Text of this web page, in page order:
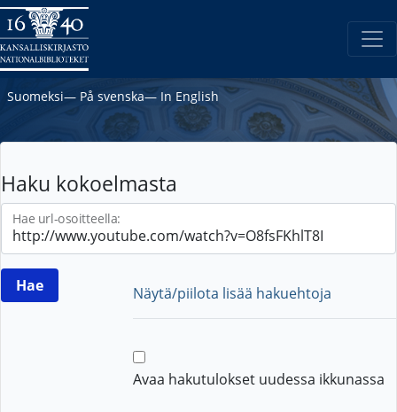
Suomeksi― På svenska― In English
Haku kokoelmasta
Hae url-osoitteella:
Näytä/piilota lisää hakuehtoja
Avaa hakutulokset uudessa ikkunassa